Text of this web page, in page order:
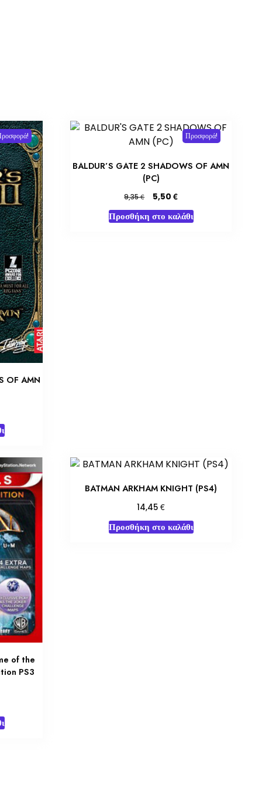
OF AMN
€.
Προσφορά!
BALDUR’S GATE 2 SHADOWS OF AMN
(PC)
9,35€
Original
price
was:
5,50€Η
τρέχουσα
τιμή
Προσθήκη στο καλάθι
of the
PS3
BATMAN ARKHAM KNIGHT (PS4)
14,45€
Προσθήκη στο καλάθι